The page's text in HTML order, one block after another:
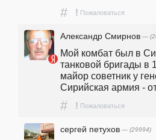
# ! Пожаловаться
Александр Смирнов —
Мой комбат был в
танковой бригады в
майор советник у
Сирийская армия -
# ! Пожаловаться
сергей петухов — (29994)